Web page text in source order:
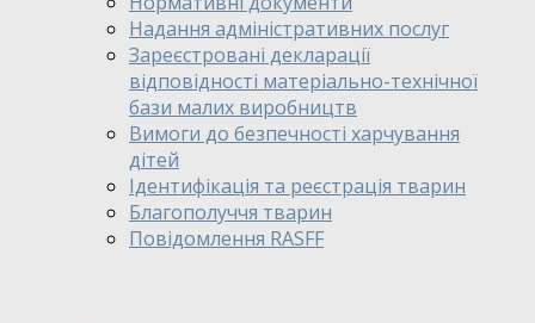
Надання адміністративних послуг
Зареєстровані декларації
відповідності матеріально-технічної
бази малих виробництв
Вимоги до безпечності харчування
дітей
Ідентифікація та реєстрація тварин
Благополуччя тварин
Повідомлення RASFF